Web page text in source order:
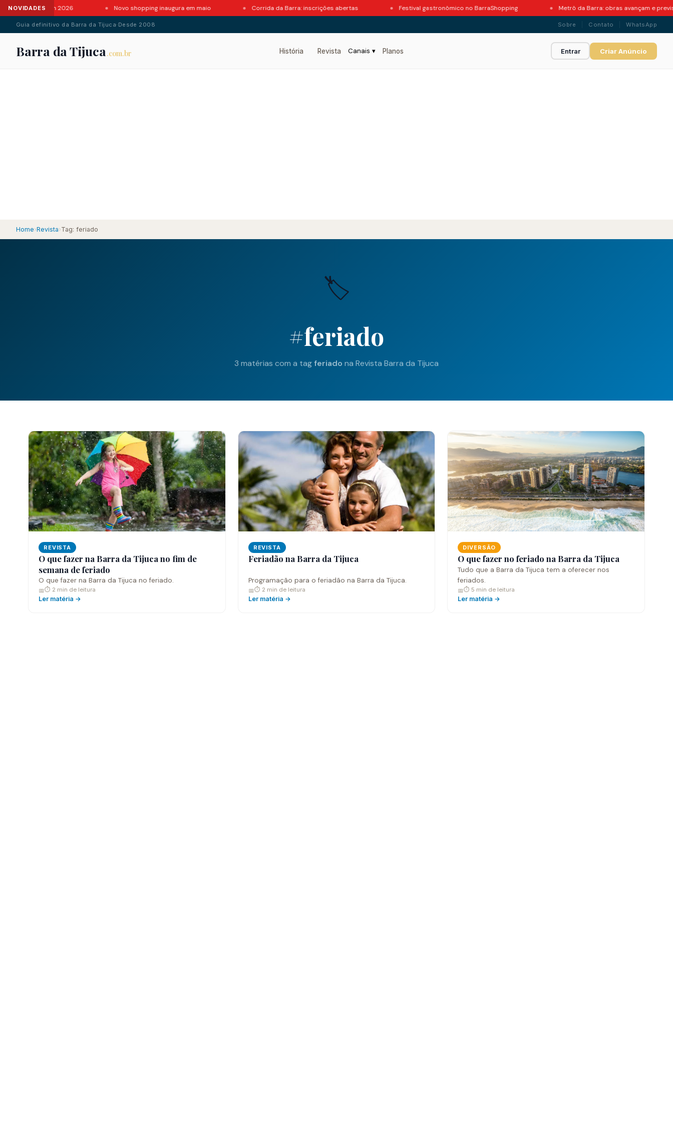
NOVIDADES
Barra em 2026 Novo shopping inaugura em maio Corrida da Barra: inscrições abertas Festival gastronômico no BarraShopping Metrô da Barra: obras avançam e previsão
Guia definitivo da Barra da Tijuca· Desde 2008 Sobre Contato WhatsApp
Barra da Tijuca .com.br História Revista Canais ▾ Planos Entrar Criar Anúncio
Home›Revista›Tag: feriado
🏷️
#feriado
3 matérias com a tag feriado na Revista Barra da Tijuca
REVISTA
O que fazer na Barra da Tijuca no fim de
semana de feriado
O que fazer na Barra da Tijuca no feriado.
📅⏱ 2 min de leitura
Ler matéria →
REVISTA
Feriadão na Barra da Tijuca
Programação para o feriadão na Barra da Tijuca.
📅⏱ 2 min de leitura
Ler matéria →
DIVERSÃO
O que fazer no feriado na Barra da Tijuca
Tudo que a Barra da Tijuca tem a oferecer nos
feriados.
📅⏱ 5 min de leitura
Ler matéria →